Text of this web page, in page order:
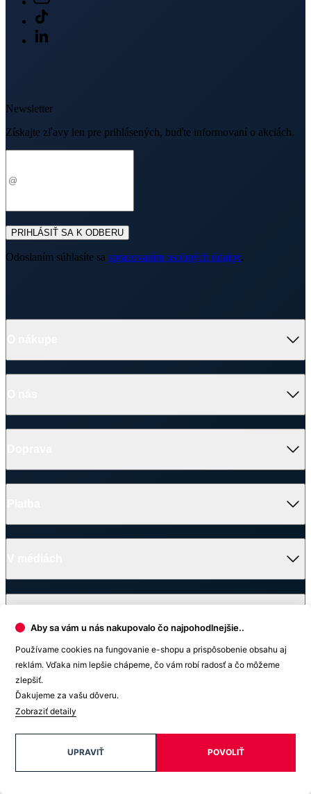
Newsletter
Získajte zľavy len pre prihlásených, buďte informovaní o akciách.
PRIHLÁSIŤ SA K ODBERU
Odoslaním súhlasíte sa spracovaním osobných údajov.
Výhody oblečenia CityZen
Doprava a platba
Darčekové poukazy
Kontakt
Pre B2B
Ako vyrábame chytré oblečenie
| vytvorilemorfiq
Zavrieť
Tabuľka veľkostí
BREDA Dámske tričko
Aby sa vám u nás nakupovalo čo najpohodlnejšie..
Používame cookies na fungovanie e-shopu a prispôsobenie obsahu aj
reklám. Vďaka nim lepšie chápeme, čo vám robí radosť a čo môžeme
zlepšiť.
Ďakujeme za vašu dôveru.
Zobraziť detaily
POVOLIŤ
UPRAVIŤ